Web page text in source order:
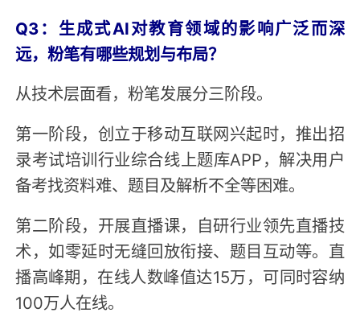
Q3：生成式AI对教育领域的影响广泛而深
远，粉笔有哪些规划与布局？
从技术层面看，粉笔发展分三阶段。
第一阶段，创立于移动互联网兴起时，推出招
录考试培训行业综合线上题库APP，解决用户
备考找资料难、题目及解析不全等困难。
第二阶段，开展直播课，自研行业领先直播技
术，如零延时无缝回放衔接、题目互动等。直
播高峰期，在线人数峰值达15万，可同时容纳
100万人在线。